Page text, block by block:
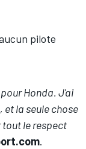
pilote
Honda. J'ai
et la seule chose
tout le respect
.